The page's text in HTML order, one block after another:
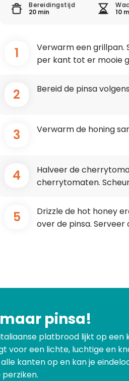
Bereidingstijd
20 min
10
1
Verwarm een grillpan.
per kant tot er mooie
2 Bereid de pinsa
3 Verwarm de honing
4
Halveer de
cherrytomaten.
5
Drizzle de hot honey
over de pinsa. Serveer
pinsa!
platbrood lijkt op een
voor een lichte, luchtige en
kanten op en kan je